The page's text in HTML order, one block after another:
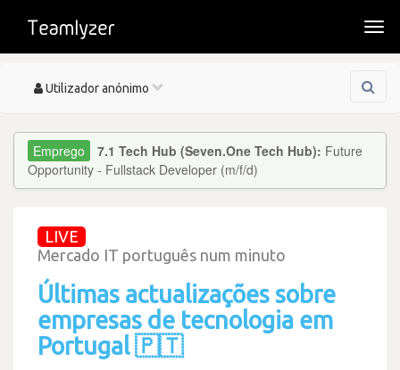
Toggle
Utilizador anónimo
7.1 Tech Hub (Seven.One Tech Hub): Future
Opportunity - Fullstack Developer (m/f/d)
LIVE
Mercado IT português num minuto
Últimas actualizações sobre
empresas de tecnologia em
Portugal 🇵🇹